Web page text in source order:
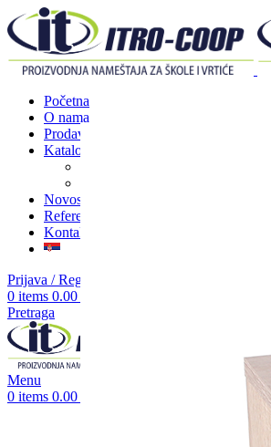
Početna
O nama
Prodavnica
Katalozi
Novosti
Reference
Kontakt
Prijava / Registracija
0 items 0.00
Pretraga
Menu
0 items 0.00